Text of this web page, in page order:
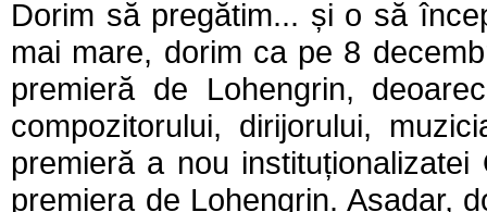
Dorim să pregătim... și o să
mai mare, dorim ca pe 8
premieră de Lohengrin,
compozitorului, dirijorului,
premieră a nou
premiera de Lohengrin. Așadar,